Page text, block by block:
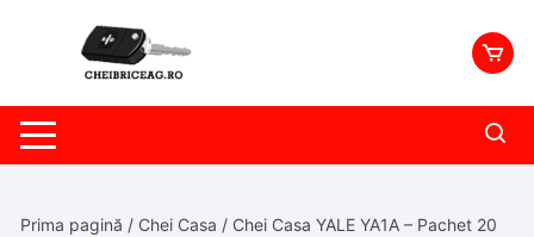
Prima pagină / Chei Casa / Chei Casa YALE YA1A – Pachet 20